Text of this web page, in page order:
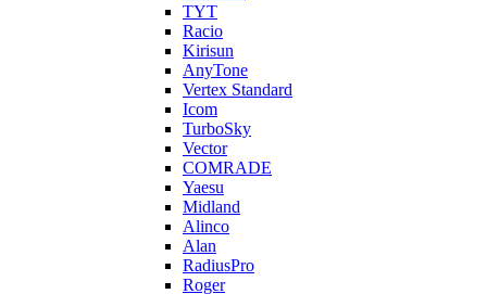
TYT
Racio
Kirisun
AnyTone
Vertex Standard
Icom
TurboSky
Vector
COMRADE
Yaesu
Midland
Alinco
Alan
RadiusPro
Roger